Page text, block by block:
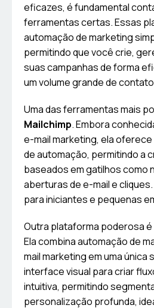
eficazes, é fundamental
ferramentas certas. Essas
automação de marketing
permitindo que você crie,
suas campanhas de forma
um volume grande de
Uma das ferramentas mais
Mailchimp. Embora
e-mail marketing, ela
de automação, permitindo a
baseados em gatilhos como
aberturas de e-mail e
para iniciantes e pequenas
Outra plataforma poderosa é
Ela combina automação de
mail marketing em uma única
interface visual para criar
intuitiva, permitindo
personalização profunda,